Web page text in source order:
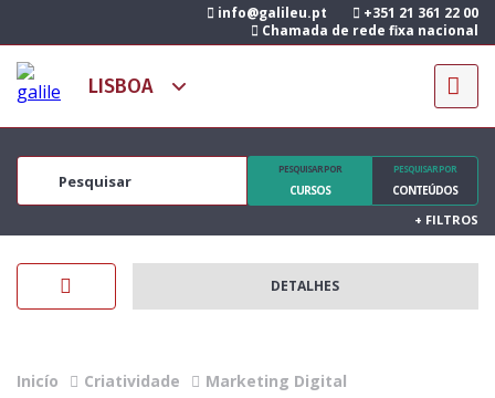
info@galileu.pt
+351 21 361 22 00
Chamada de rede fixa nacional
PESQUISAR POR
CURSOS
PESQUISAR POR
CONTEÚDOS
+ FILTROS
DETALHES
Inicío Criatividade Marketing Digital